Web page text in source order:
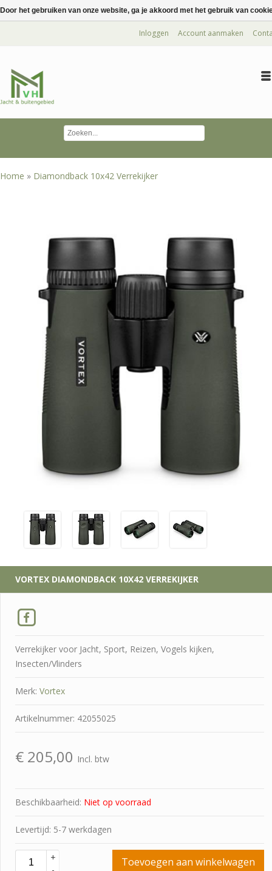
Inloggen Account aanmaken
Home » Diamondback 10x42 Verrekijker
VORTEX DIAMONDBACK 10X42 VERREKIJKER
Verrekijker voor Jacht, Sport, Reizen, Vogels kijken,
Insecten/Vlinders
Merk: Vortex
Artikelnummer: 42055025
€ 205,00 Incl. btw
Beschikbaarheid: Niet op voorraad
Levertijd: 5-7 werkdagen
+
Toevoegen aan winkelwagen
Door het gebruiken van onze website, ga je akkoord met het gebruik van